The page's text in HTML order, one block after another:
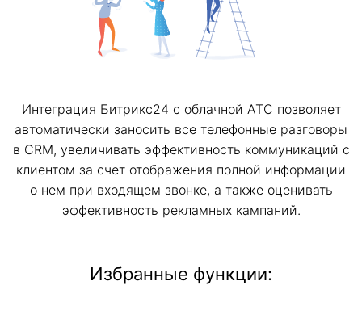
Интеграция Битрикс24 с облачной АТС позволяет
автоматически заносить все телефонные разговоры
в CRM, увеличивать эффективность коммуникаций с
клиентом за счет отображения полной информации
о нем при входящем звонке, а также оценивать
эффективность рекламных кампаний.
Избранные функции: